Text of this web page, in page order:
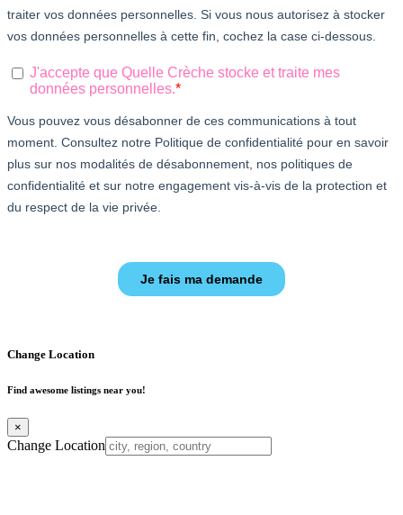
Change Location
Find awesome listings near you!
×
Change Location